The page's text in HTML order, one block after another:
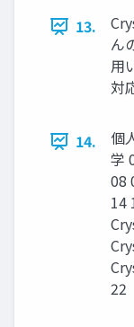
13.
ん
用
対
14.
個
学
08
14
22